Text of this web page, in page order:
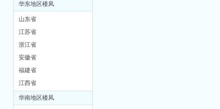
品
华东地区楼凤
山东省
江苏省
浙江省
安徽省
福建省
江西省
华南地区楼凤